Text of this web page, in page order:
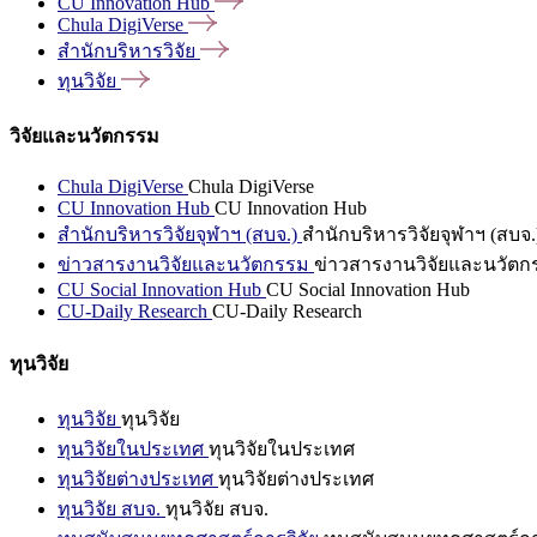
Chula DigiVerse
สำนักบริหารวิจัย
ทุนวิจัย
วิจัยและนวัตกรรม
Chula DigiVerse Chula DigiVerse
CU Innovation Hub CU Innovation Hub
สำนักบริหารวิจัยจุฬาฯ (สบจ.) สำนักบริหารวิจัยจุฬาฯ (สบจ
ข่าวสารงานวิจัยและนวัตกรรม ข่าวสารงานวิจัยและนวัตก
CU Social Innovation Hub CU Social Innovation Hub
CU-Daily Research CU-Daily Research
ทุนวิจัย
ทุนวิจัย ทุนวิจัย
ทุนวิจัยในประเทศ ทุนวิจัยในประเทศ
ทุนวิจัยต่างประเทศ ทุนวิจัยต่างประเทศ
ทุนวิจัย สบจ. ทุนวิจัย สบจ.